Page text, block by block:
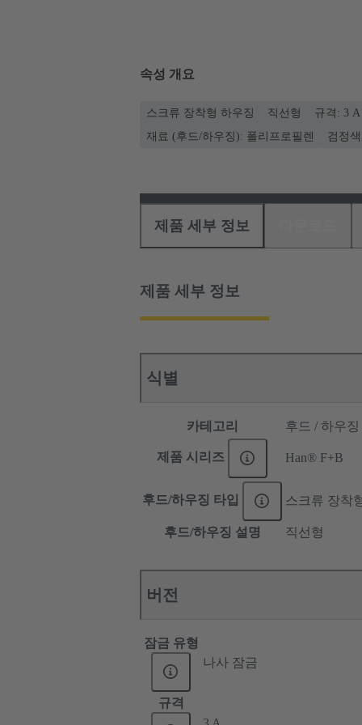
속성 개요
스크류 장착형 하우징 직선형 규격: 3 A
재료 (후드/하우징): 폴리프로필렌
검정색
제품 세부 정보
제품 세부 정보
식별
카테고리 후드 / 하우징
제품 시리즈 Han® F+B
후드/하우징 타입 스크류 장착
후드/하우징 설명 직선형
버전
잠금 유형
나사 잠금
규격